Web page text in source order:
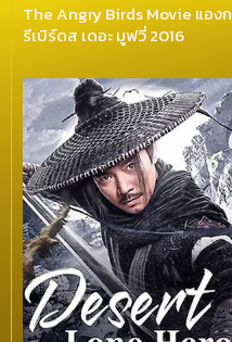
The Angry Birds Movie แองก
รีเบิร์ดส เดอะ มูฟวี่ 2016